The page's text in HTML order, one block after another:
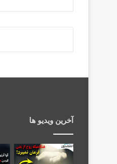
آخرین ویدیو ها